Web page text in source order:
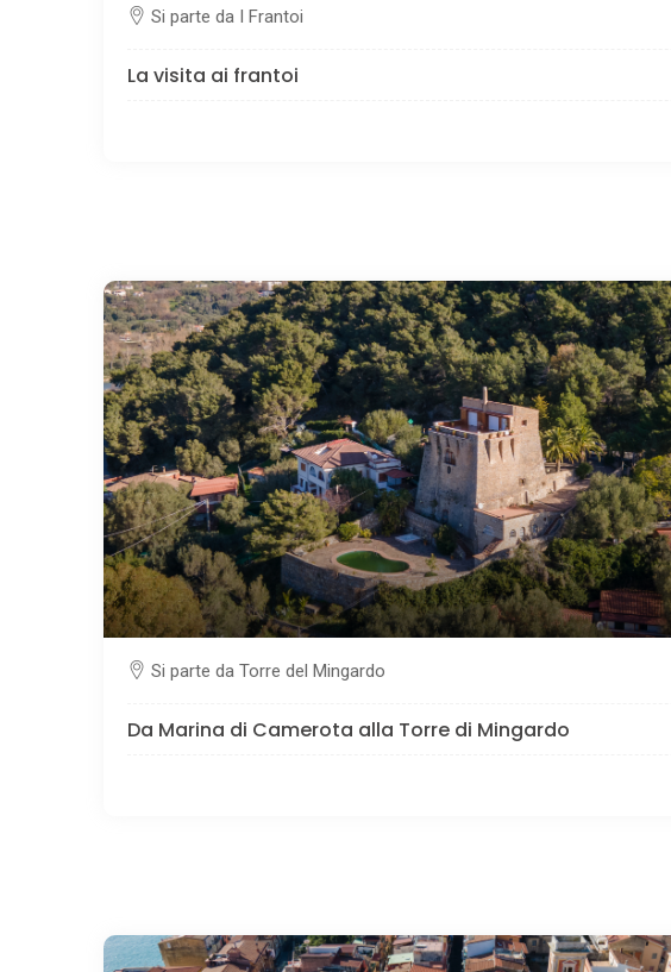
Si parte da I Frantoi
La visita ai frantoi
Si parte da Torre del Mingardo
Da Marina di Camerota alla Torre di Mingardo